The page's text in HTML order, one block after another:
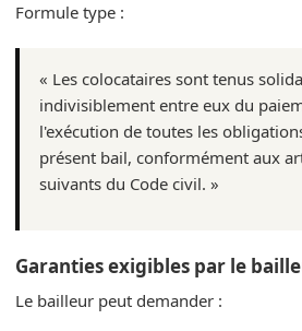
Formule type :
« Les colocataires sont tenus
indivisiblement entre eux du
l'exécution de toutes les
présent bail, conformément aux
suivants du Code civil. »
Garanties exigibles par le
Le bailleur peut demander :